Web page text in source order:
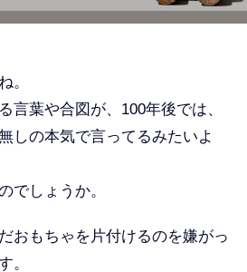
。
言葉や合図が、100年後では、
無しの本気で言ってるみたいよ
でしょうか。
おもちゃを片付けるのを嫌がっ
。